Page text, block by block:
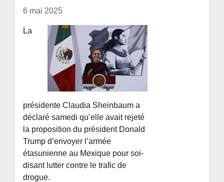
6 mai 2025
La
présidente Claudia Sheinbaum a
déclaré samedi qu’elle avait rejeté
la proposition du président Donald
Trump d’envoyer l’armée
étasunienne au Mexique pour soi-
disant lutter contre le trafic de
drogue.